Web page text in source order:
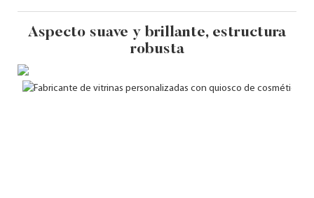
Aspecto suave y brillante, estructura
robusta